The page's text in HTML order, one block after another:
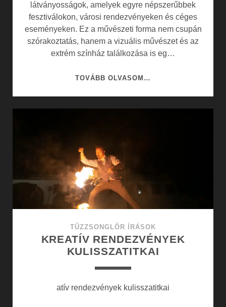
látványosságok, amelyek egyre népszerűbbek
fesztiválokon, városi rendezvényeken és céges
eseményeken. Ez a művészeti forma nem csupán
szórakoztatás, hanem a vizuális művészet és az
extrém színház találkozása is eg…
TOVÁBB OLVASOM…
TŰZZSONGLŐR ÍRÁSOK
KREATÍV RENDEZVÉNYEK
KULISSZATITKAI
atív rendezvények kulisszatitkai